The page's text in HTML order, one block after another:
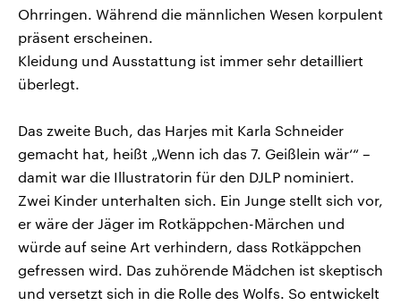
Ohrringen. Während die männlichen Wesen korpulent
präsent erscheinen.
Kleidung und Ausstattung ist immer sehr detailliert
überlegt.
Das zweite Buch, das Harjes mit Karla Schneider
gemacht hat, heißt „Wenn ich das 7. Geißlein wär‘“ –
damit war die Illustratorin für den DJLP nominiert.
Zwei Kinder unterhalten sich. Ein Junge stellt sich vor,
er wäre der Jäger im Rotkäppchen-Märchen und
würde auf seine Art verhindern, dass Rotkäppchen
gefressen wird. Das zuhörende Mädchen ist skeptisch
und versetzt sich in die Rolle des Wolfs. So entwickelt